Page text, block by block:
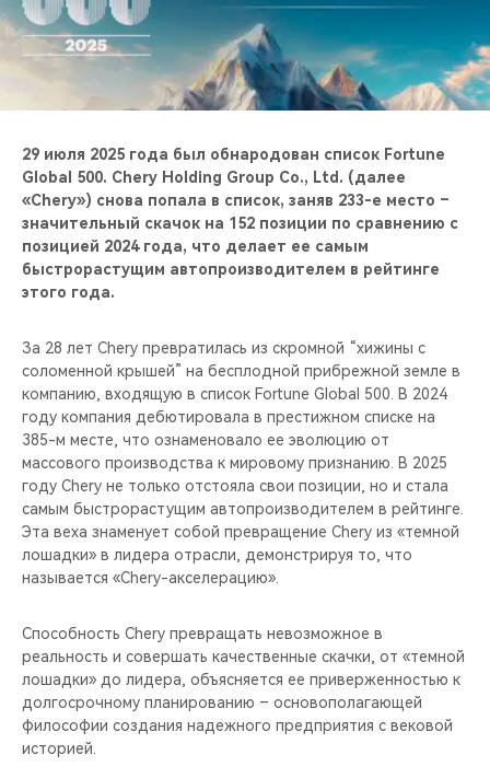
CHERY И СПОРТ
НАШИ МЕРОПРИЯТИЯ
ВИДЕООБЗОРЫ
CHERY ДЛЯ ДЕТЕЙ
29 июля 2025 года был обнародован список Fortune
Global 500. Chery Holding Group Co., Ltd. (далее
«Chery») снова попала в список, заняв 233-е место –
значительный скачок на 152 позиции по сравнению с
позицией 2024 года, что делает ее самым
быстрорастущим автопроизводителем в рейтинге
этого года.
За 28 лет Chery превратилась из скромной “хижины с
соломенной крышей” на бесплодной прибрежной земле в
компанию, входящую в список Fortune Global 500. В 2024
году компания дебютировала в престижном списке на
385-м месте, что ознаменовало ее эволюцию от
массового производства к мировому признанию. В 2025
году Chery не только отстояла свои позиции, но и стала
самым быстрорастущим автопроизводителем в рейтинге.
Эта веха знаменует собой превращение Chery из «темной
лошадки» в лидера отрасли, демонстрируя то, что
называется «Chery-акселерацию».
Способность Chery превращать невозможное в
реальность и совершать качественные скачки, от «темной
лошадки» до лидера, объясняется ее приверженностью к
долгосрочному планированию – основополагающей
философии создания надежного предприятия с вековой
историей.